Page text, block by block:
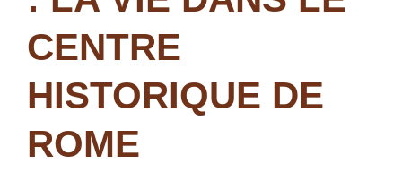
CENTRE
HISTORIQUE DE
ROME